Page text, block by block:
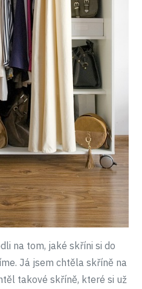
na tom, jaké skříni si do
Já jsem chtěla skříně na
takové skříně, které si už